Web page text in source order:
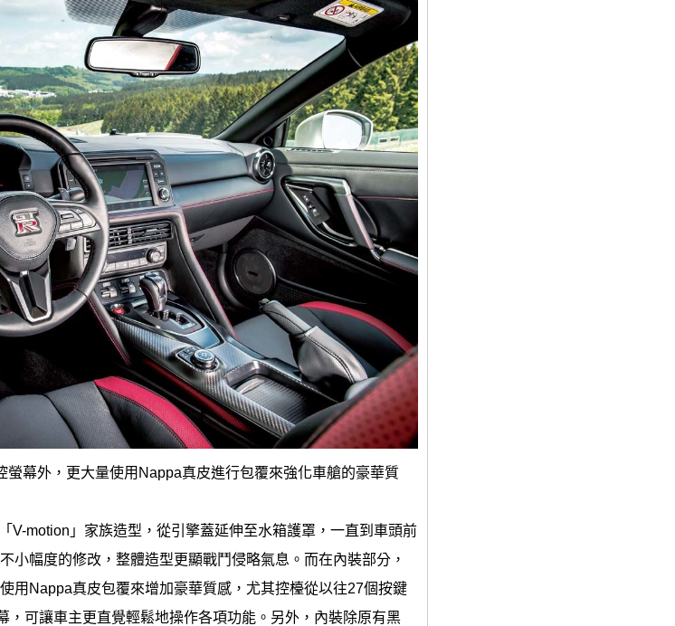
螢幕外，更大量使用Nappa真皮進行包覆來強化車艙的豪華質
V-motion」家族造型，從引擎蓋延伸至水箱護罩，一直到車頭前
小幅度的修改，整體造型更顯戰鬥侵略氣息。而在內裝部分，
用Nappa真皮包覆來增加豪華質感，尤其控檯從以往27個按鍵
，可讓車主更直覺輕鬆地操作各項功能。另外，內裝除原有黑